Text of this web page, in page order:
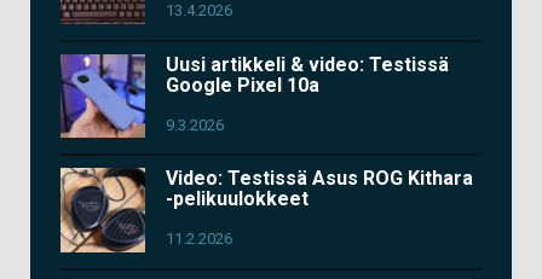
13.4.2026
Uusi artikkeli & video: Testissä
Google Pixel 10a
9.3.2026
Video: Testissä Asus ROG Kithara
-pelikuulokkeet
11.2.2026